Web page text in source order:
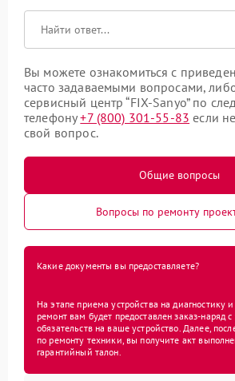
Вы можете ознакомиться с
часто задаваемыми вопросами,
сервисный центр “FIX-Sanyo” по
телефону+7 (800) 301-55-83 если
свой вопрос.
Общие вопросы
Вопросы по ремонту
Какие документы вы предоставляете?
На этапе приема устройства на диагностику
ремонт вам будет предоставлен заказ-наряд
обязательств на ваше устройство. Далее,
по ремонту техники, вы получите акт
гарантийный талон.